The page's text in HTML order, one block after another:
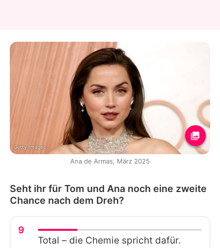
Getty Images
Ana de Armas, März 2025
Seht ihr für Tom und Ana noch eine zweite
Chance nach dem Dreh?
9
Total – die Chemie spricht dafür.